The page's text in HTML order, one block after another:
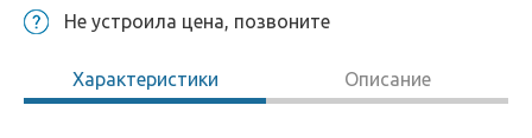
Не устроила цена, позвоните
Характеристики Описание